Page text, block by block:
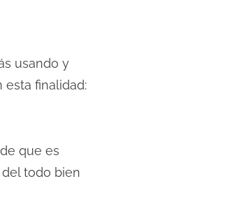
usando y
finalidad:
que es
todo bien